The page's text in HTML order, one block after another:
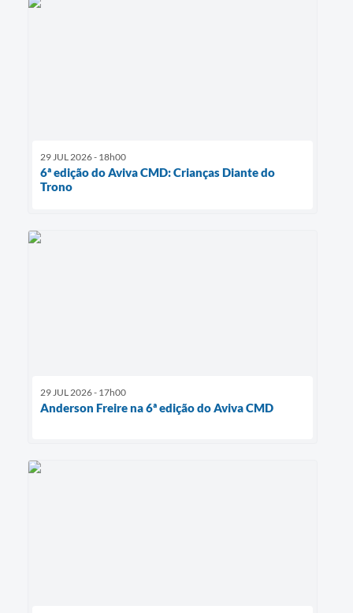
29 JUL 2026 - 18h00
6ª edição do Aviva CMD: Crianças Diante do
Trono
29 JUL 2026 - 17h00
Anderson Freire na 6ª edição do Aviva CMD